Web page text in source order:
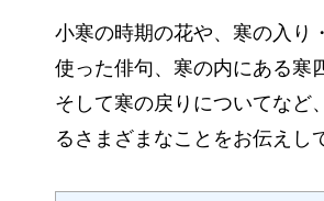
小寒の時期の花や、寒の入り
使った俳句、寒の内にある寒
そして寒の戻りについてなど
るさまざまなことをお伝えし